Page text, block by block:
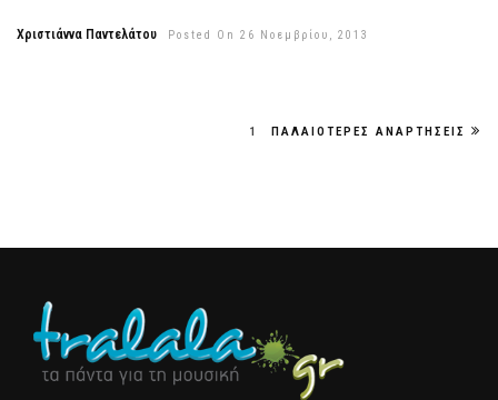
Χριστιάννα Παντελάτου Posted On 26 Νοεμβρίου, 2013
1 ΠΑΛΑΙΌΤΕΡΕΣ ΑΝΑΡΤΉΣΕΙΣ